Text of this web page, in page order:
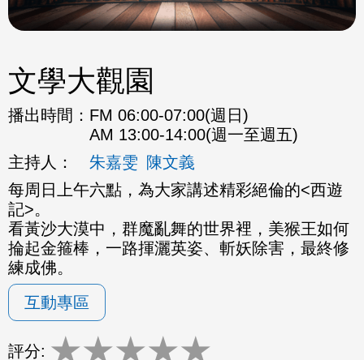
文學大觀園
播出時間： FM 06:00-07:00(週日)
AM 13:00-14:00(週一至週五)
主持人：
朱嘉雯 陳文義
每周日上午六點，為大家講述精彩絕倫的<西遊
記>。
看黃沙大漠中，群魔亂舞的世界裡，美猴王如何
掄起金箍棒，一路揮灑英姿、斬妖除害，最終修
練成佛。
互動專區
評分: ★★★★★